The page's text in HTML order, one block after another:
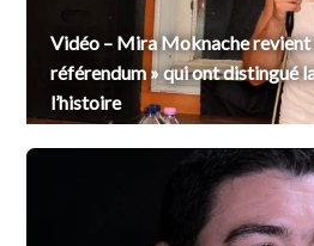
Vidéo – Mira Moknache revient
référendum » qui ont distingué
l’histoire